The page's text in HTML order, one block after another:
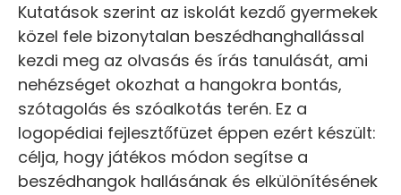
Kutatások szerint az iskolát kezdő gyermekek
közel fele bizonytalan beszédhanghallással
kezdi meg az olvasás és írás tanulását, ami
nehézséget okozhat a hangokra bontás,
szótagolás és szóalkotás terén. Ez a
logopédiai fejlesztőfüzet éppen ezért készült:
célja, hogy játékos módon segítse a
beszédhangok hallásának és elkülönítésének